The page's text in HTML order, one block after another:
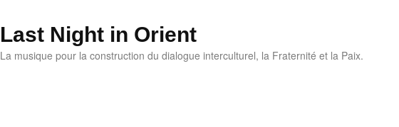
Last Night in Orient
La musique pour la construction du dialogue interculturel, la Fraternité et la Paix.